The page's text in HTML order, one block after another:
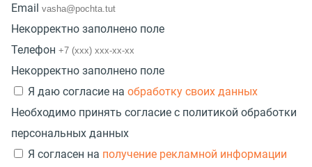
Email
Некорректно заполнено поле
Телефон
Некорректно заполнено поле
Я даю согласие на обработку своих данных
Необходимо принять согласие с политикой обработки
персональных данных
Я согласен на получение рекламной информации